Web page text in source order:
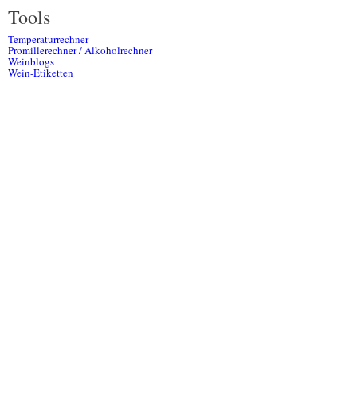
Tools
Temperaturrechner
Promillerechner / Alkoholrechner
Weinblogs
Wein-Etiketten